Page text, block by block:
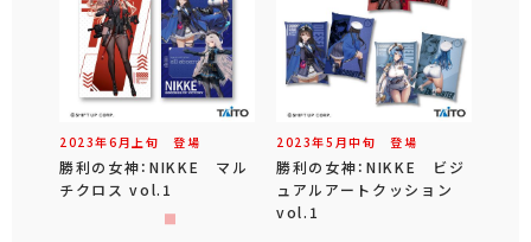
2023年6 月 上旬 登場
勝利の女神：NIKKE マル
チクロス vol.1
2023年5 月中旬 登場
勝利の女神：NIKKE ビジ
ュアルアートクッション
vol.1